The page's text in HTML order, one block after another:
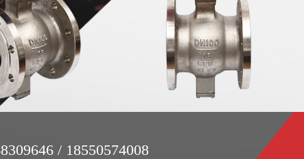
/ 18550574008